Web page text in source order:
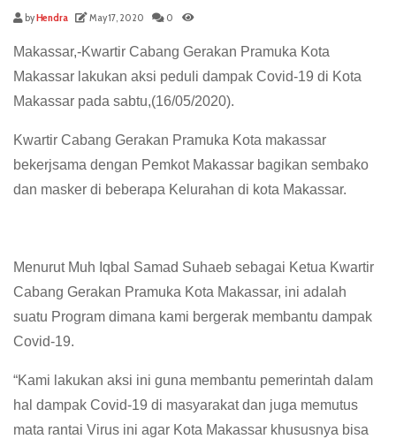
byHendra May 17, 2020 0
Makassar,-Kwartir Cabang Gerakan Pramuka Kota
Makassar lakukan aksi peduli dampak Covid-19 di Kota
Makassar pada sabtu,(16/05/2020).
Kwartir Cabang Gerakan Pramuka Kota makassar
bekerjsama dengan Pemkot Makassar bagikan sembako
dan masker di beberapa Kelurahan di kota Makassar.
Menurut Muh Iqbal Samad Suhaeb sebagai Ketua Kwartir
Cabang Gerakan Pramuka Kota Makassar, ini adalah
suatu Program dimana kami bergerak membantu dampak
Covid-19.
“Kami lakukan aksi ini guna membantu pemerintah dalam
hal dampak Covid-19 di masyarakat dan juga memutus
mata rantai Virus ini agar Kota Makassar khususnya bisa